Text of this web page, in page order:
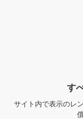
す
サイト内で表示のレ